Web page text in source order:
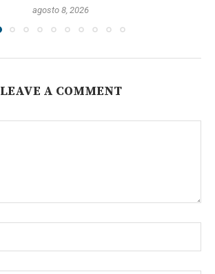
agosto 8, 2026
LEAVE A COMMENT